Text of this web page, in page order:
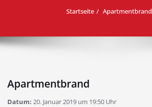
Startseite Apartmentbrand
Apartmentbrand
Datum: 20. Januar 2019 um 19:50 Uhr